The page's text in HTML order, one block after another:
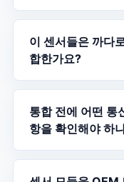
이 센서들은 까다
합한가요?
통합 전에 어떤 통
항을 확인해야 하